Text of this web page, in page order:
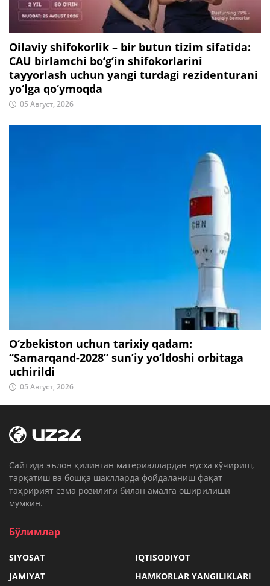
Oilaviy shifokorlik – bir butun tizim sifatida:
CAU birlamchi bo‘g‘in shifokorlarini
tayyorlash uchun yangi turdagi rezidenturani
yo‘lga qo‘ymoqda
05 Август, 2026
O‘zbekiston uchun tarixiy qadam:
“Samarqand-2028” sun’iy yo‘ldoshi orbitaga
uchirildi
05 Август, 2026
Cайтида эълон қилинган материаллардан нусха кўчириш,
тарқатиш ва бошқа шаклларда фойдаланиш фақат
таҳририят ёзма розилиги билан амалга оширилиши
мумкин.
Бўлимлар
SIYOSAT
IQTISODIYOT
JAMIYAT
HAMKORLAR YANGILIKLARI